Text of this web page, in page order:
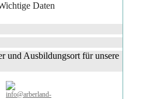
Daten
und Ausbildungsort für unsere